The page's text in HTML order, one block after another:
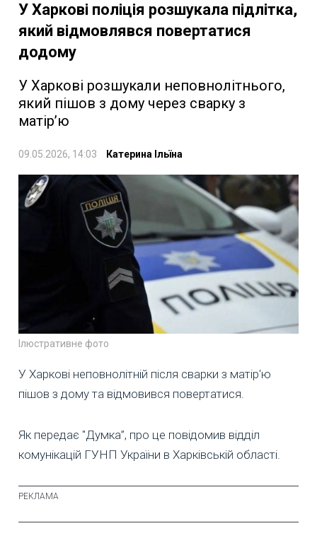
У Харкові поліція розшукала підлітка,
який відмовлявся повертатися
додому
У Харкові розшукали неповнолітнього,
який пішов з дому через сварку з
матір’ю
09.05.2026, 14:03 Катерина Ільїна
Ілюстративне фото
У Харкові неповнолітній після сварки з матір'ю
пішов з дому та відмовився повертатися.
Як передає "Думка”, про це повідомив відділ
комунікацій ГУНП України в Харківській області.